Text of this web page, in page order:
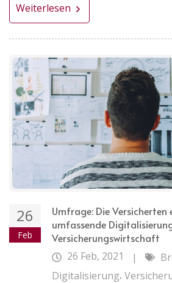
Weiterlesen
26
Feb
Umfrage: Die Versicherten
umfassende
Versicherungswirtschaft
26 Feb, 2021
|
Digitalisierung,